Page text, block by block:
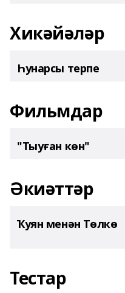
Хикәйәләр
Һунарсы терпе
Фильмдар
"Тыуған көн"
Әкиәттәр
Ҡуян менән Төлкө
Тестар